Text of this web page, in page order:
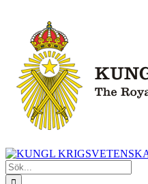
innehållet
Sök
efter: